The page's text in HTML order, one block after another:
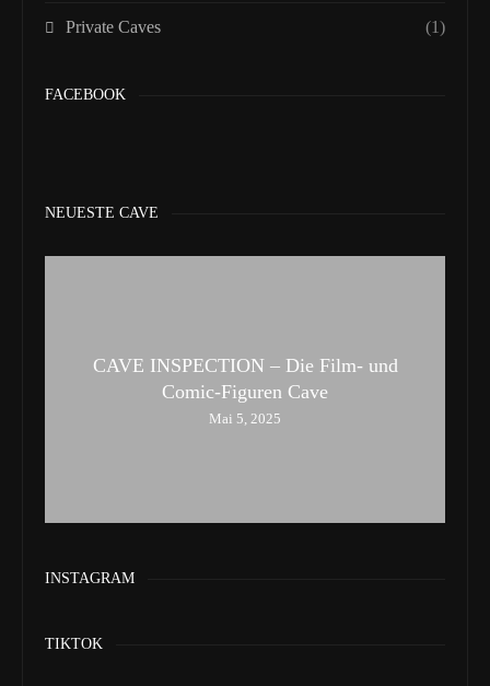
Private Caves (1)
FACEBOOK
NEUESTE CAVE
CAVE INSPECTION – Die Film- und
Comic-Figuren Cave
Mai 5, 2025
INSTAGRAM
TIKTOK